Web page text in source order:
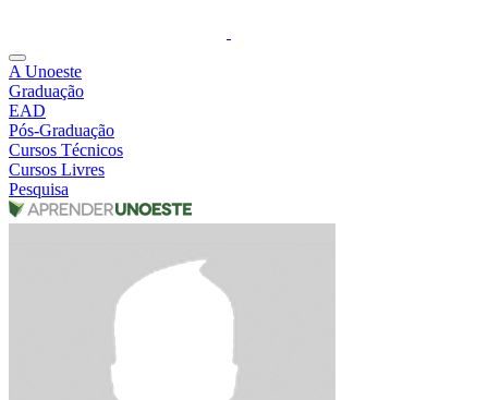
A Unoeste
Graduação
EAD
Pós-Graduação
Cursos Técnicos
Cursos Livres
Pesquisa